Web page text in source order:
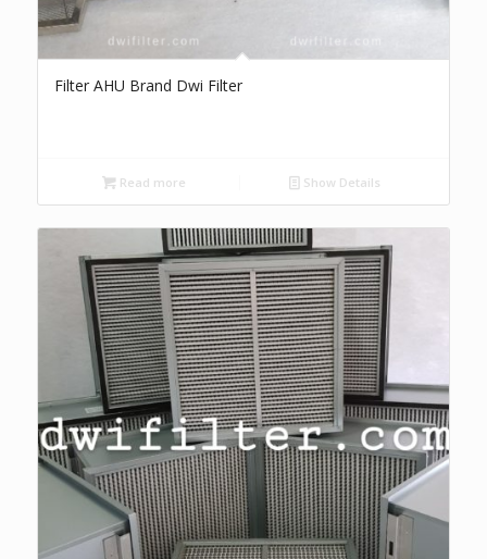
Filter AHU Brand Dwi Filter
Read more Show Details